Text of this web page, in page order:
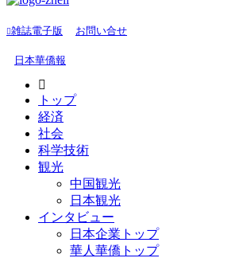
雑誌電子版 お問い合せ
日本華僑報
トップ
経済
社会
科学技術
観光
中国観光
日本観光
インタビュー
日本企業トップ
華人華僑トップ